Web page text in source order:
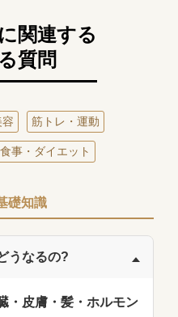
関連する
質問
筋トレ・運動
食事・ダイエット
礎知識
うなるの?
・皮膚・髪・ホルモン